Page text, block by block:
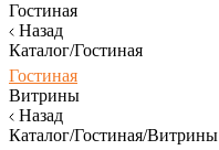
Гостиная
Назад
Каталог/Гостиная
Гостиная
Витрины
Назад
Каталог/Гостиная/Витрины